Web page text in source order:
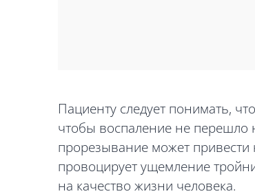
Пациенту следует понимать,
чтобы воспаление не перешло
прорезывание может
провоцирует ущемление
на качество жизни человека.